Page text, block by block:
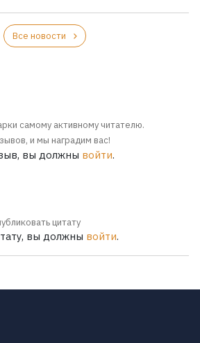
Все новости
самому активному читателю.
и мы наградим вас!
вы должны войти.
цитату
вы должны войти.